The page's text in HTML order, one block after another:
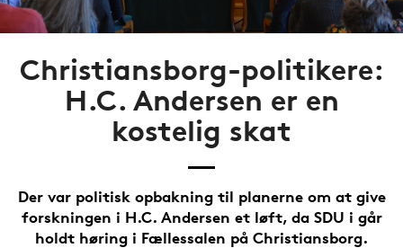
Christiansborg-politikere:
H.C. Andersen er en
kostelig skat
Der var politisk opbakning til planerne om at give
forskningen i H.C. Andersen et løft, da SDU i går
holdt høring i Fællessalen på Christiansborg.